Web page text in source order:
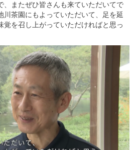
、またぜひ皆さんも来ていただいてで
川茶園にもよっていただいて、足を延
覚を召し上がっていただければと思っ